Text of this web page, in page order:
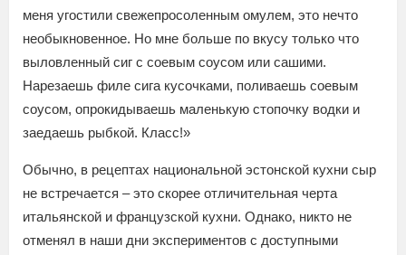
меня угостили свежепросоленным омулем, это нечто
необыкновенное. Но мне больше по вкусу только что
выловленный сиг с соевым соусом или сашими.
Нарезаешь филе сига кусочками, поливаешь соевым
соусом, опрокидываешь маленькую стопочку водки и
заедаешь рыбкой. Класс!»
Обычно, в рецептах национальной эстонской кухни сыр
не встречается – это скорее отличительная черта
итальянской и французской кухни. Однако, никто не
отменял в наши дни экспериментов с доступными